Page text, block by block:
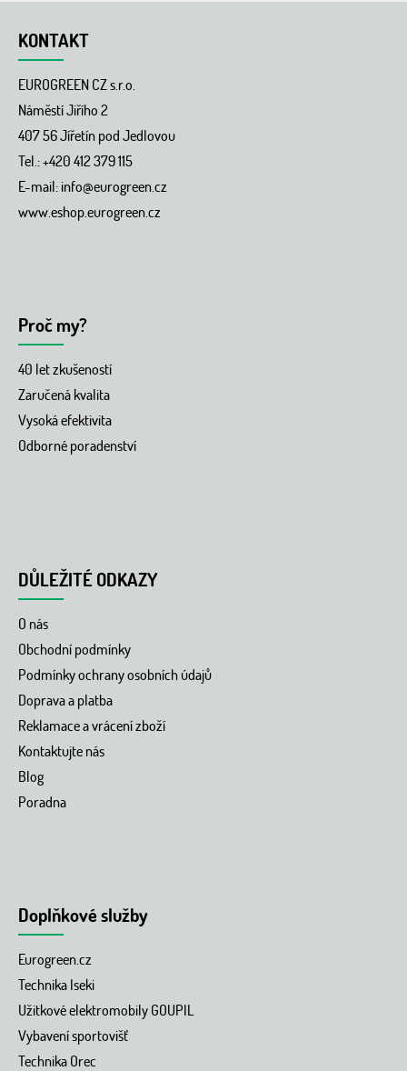
KONTAKT
EUROGREEN CZ s.r.o.
Náměstí Jiřího 2
407 56 Jířetín pod Jedlovou
Tel.: +420 412 379 115
E-mail:info@eurogreen.cz
www.eshop.eurogreen.cz
Proč my?
40 let zkušeností
Zaručená kvalita
Vysoká efektivita
Odborné poradenství
DŮLEŽITÉ ODKAZY
O nás
Obchodní podmínky
Podmínky ochrany osobních údajů
Doprava a platba
Reklamace a vrácení zboží
Kontaktujte nás
Blog
Poradna
Doplňkové služby
Eurogreen.cz
Technika Iseki
Užitkové elektromobily GOUPIL
Vybavení sportovišť
Technika Orec